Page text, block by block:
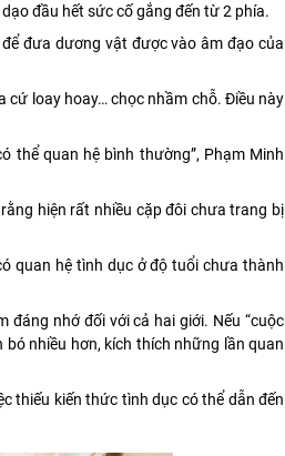
đầu hết sức cố gắng đến từ 2 phía.
đưa dương vật được vào âm đạo của
cứ loay hoay… chọc nhầm chỗ. Điều này
thể quan hệ bình thường”, Phạm Minh
hiện rất nhiều cặp đôi chưa trang bị
quan hệ tình dục ở độ tuổi chưa thành
đáng nhớ đối với cả hai giới. Nếu “cuộc
nhiều hơn, kích thích những lần quan
thiếu kiến thức tình dục có thể dẫn đến